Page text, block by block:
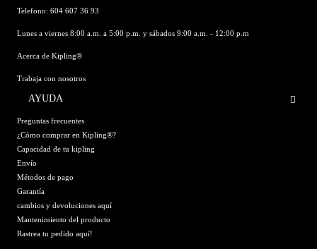
Telefono: 604 607 36 93
Lunes a viernes 8:00 a.m. a 5:00 p.m. y sábados 9:00 a.m. - 12:00 p.m
Acerca de Kipling®
Trabaja con nosotros
AYUDA
Preguntas frecuentes
¿Cómo comprar en Kipling®?
Capacidad de tu kipling
Envío
Métodos de pago
Garantía
cambios y devoluciones aquí
Mantenimiento del producto
Rastrea tu pedido aquí!